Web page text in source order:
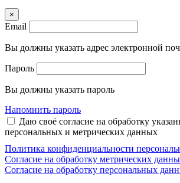
×
Email
Вы должны указать адрес электронной
Пароль
Вы должны указать пароль
Напомнить пароль
Даю своё согласие на обработку
персональных и метрических данных
Политика конфиденциальности
Согласие на обработку метрических
Согласие на обработку персональных